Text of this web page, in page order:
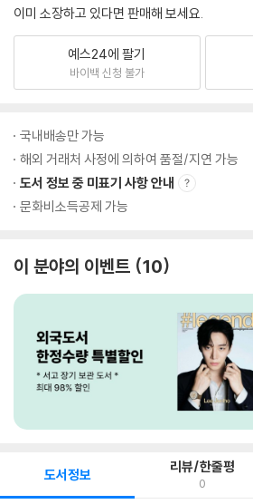
이미 소장하고 있다면 판매해 보세요.
예스24에 팔기
바이백 신청 불가
국내배송만 가능
해외 거래처 사정에 의하여 품절/지연 가능
도서 정보 중 미표기 사항 안내
문화비소득공제 가능
이 분야의 이벤트 10
도서정보 리뷰/한줄평
0